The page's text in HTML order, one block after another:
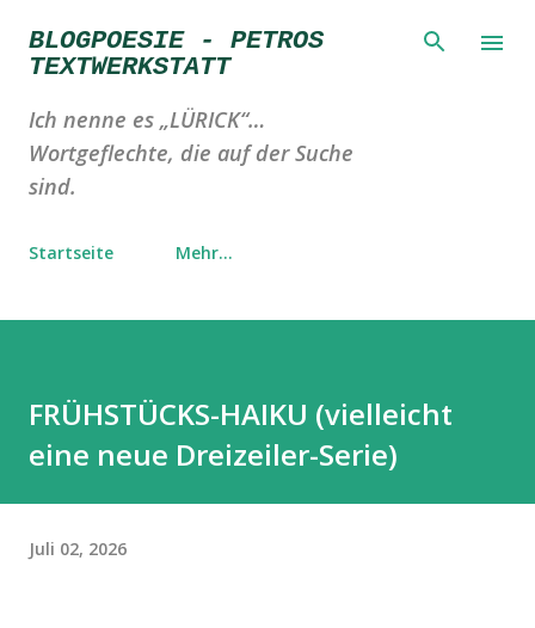
Direkt zum Hauptbereich
BLOGPOESIE - PETROS
TEXTWERKSTATT
Ich nenne es „LÜRICK“…
Wortgeflechte, die auf der Suche
sind.
Startseite Mehr…
FRÜHSTÜCKS-HAIKU (vielleicht
eine neue Dreizeiler-Serie)
Juli 02, 2026